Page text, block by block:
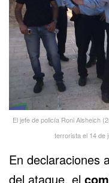
El jefe de policía Roni Alsheich
terrorista el 14 de
En declaraciones
del ataque, el